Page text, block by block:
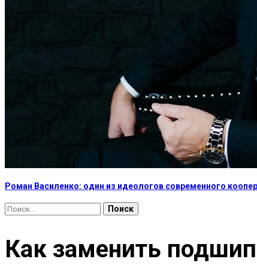
Роман Василенко: один из идеологов современного
Найти:
Как заменить